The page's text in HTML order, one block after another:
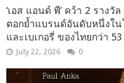
‘เอส แอนด์ พี’ คว้า 2 รางวั
ตอกย้ำแบรนด์อันดับหนึ่งใ
และเบเกอรี่ ของไทยกว่า
July 22, 2026 0